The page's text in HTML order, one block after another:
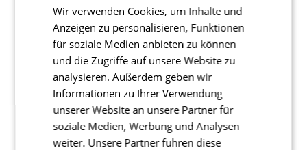
Wir verwenden Cookies, um Inhalte und
Anzeigen zu personalisieren, Funktionen
für soziale Medien anbieten zu können
und die Zugriffe auf unsere Website zu
analysieren. Außerdem geben wir
Informationen zu Ihrer Verwendung
unserer Website an unsere Partner für
soziale Medien, Werbung und Analysen
weiter. Unsere Partner führen diese